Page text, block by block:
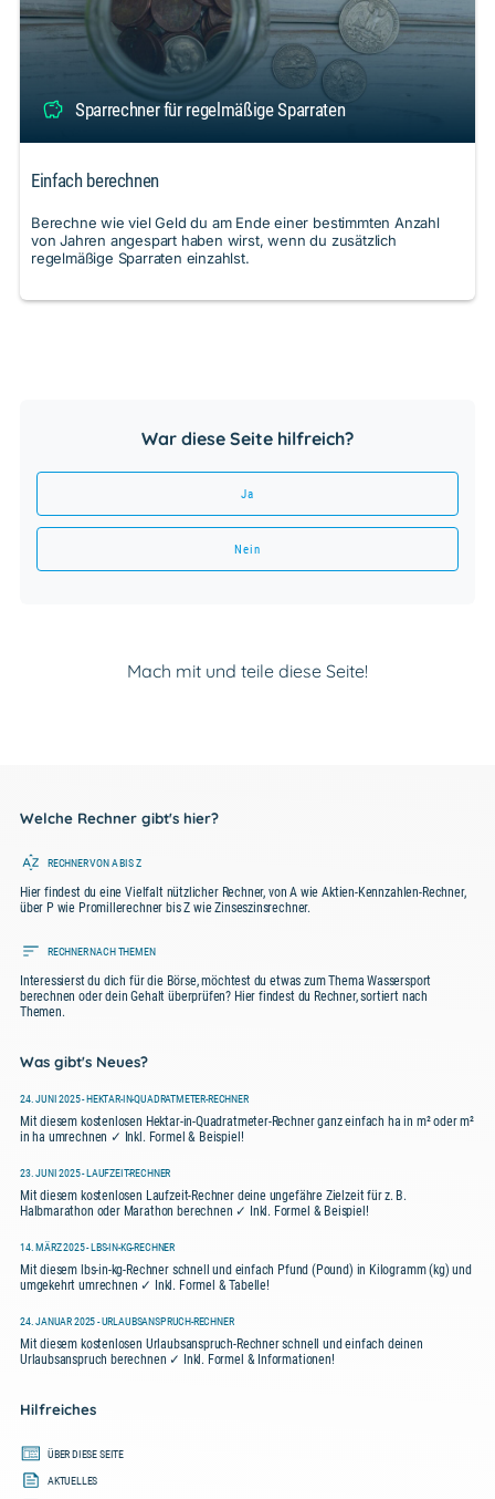
Sparrechner für regelmäßige Sparraten
Einfach berechnen
Berechne wie viel Geld du am Ende einer bestimmten Anzahl
von Jahren angespart haben wirst, wenn du zusätzlich
regelmäßige Sparraten einzahlst.
War diese Seite hilfreich?
Ja
Nein
Mach mit und teile diese Seite!
Welche Rechner gibt's hier?
RECHNER VON A BIS Z
Hier findest du eine Vielfalt nützlicher Rechner, von A wie Aktien-Kennzahlen-Rechner,
über P wie Promillerechner bis Z wie Zinseszinsrechner.
RECHNER NACH THEMEN
Interessierst du dich für die Börse, möchtest du etwas zum Thema Wassersport
berechnen oder dein Gehalt überprüfen? Hier findest du Rechner, sortiert nach
Themen.
Was gibt's Neues?
24. JUNI 2025 - HEKTAR-IN-QUADRATMETER-RECHNER
Mit diesem kostenlosen Hektar-in-Quadratmeter-Rechner ganz einfach ha in m² oder m²
in ha umrechnen ✓ Inkl. Formel & Beispiel!
23. JUNI 2025 - LAUFZEIT-RECHNER
Mit diesem kostenlosen Laufzeit-Rechner deine ungefähre Zielzeit für z. B.
Halbmarathon oder Marathon berechnen ✓ Inkl. Formel & Beispiel!
14. MÄRZ 2025 - LBS-IN-KG-RECHNER
Mit diesem lbs-in-kg-Rechner schnell und einfach Pfund (Pound) in Kilogramm (kg) und
umgekehrt umrechnen ✓ Inkl. Formel & Tabelle!
24. JANUAR 2025 - URLAUBSANSPRUCH-RECHNER
Mit diesem kostenlosen Urlaubsanspruch-Rechner schnell und einfach deinen
Urlaubsanspruch berechnen ✓ Inkl. Formel & Informationen!
Hilfreiches
ÜBER DIESE SEITE
AKTUELLES